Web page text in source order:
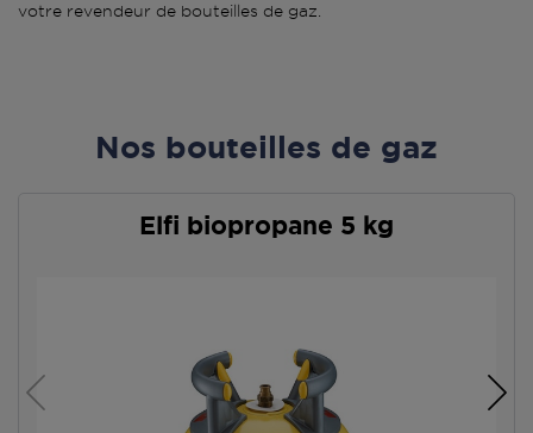
votre revendeur de bouteilles de gaz.
Nos bouteilles de gaz
Elfi biopropane 5 kg